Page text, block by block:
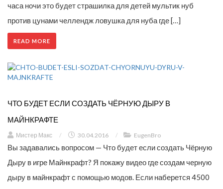
часа ночи это будет страшилка для детей мультик нуб
против цунами челлендж ловушка для нуба где […]
READ MORE
ЧТО БУДЕТ ЕСЛИ СОЗДАТЬ ЧЁРНУЮ ДЫРУ В
МАЙНКРАФТЕ
Мистер Макс / 30.04.2016 / EugenBro
Вы задавались вопросом — Что будет если создать Чёрную
Дыру в игре Майнкрафт? Я покажу видео где создам черную
дыру в майнкрафт с помощью модов. Если наберется 4500